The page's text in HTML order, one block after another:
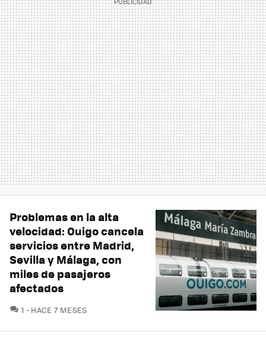
Problemas en la alta
velocidad: Ouigo cancela
servicios entre Madrid,
Sevilla y Málaga, con
miles de pasajeros
afectados
1 COMENTARIOS
HACE 7 MESES